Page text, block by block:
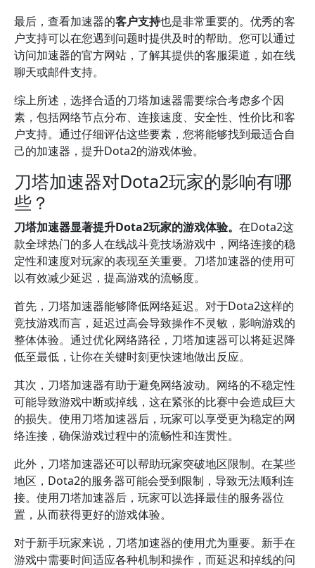
最后，查看加速器的客户支持也是非常重要的。优秀的客
户支持可以在您遇到问题时提供及时的帮助。您可以通过
访问加速器的官方网站，了解其提供的客服渠道，如在线
聊天或邮件支持。
综上所述，选择合适的刀塔加速器需要综合考虑多个因
素，包括网络节点分布、连接速度、安全性、性价比和客
户支持。通过仔细评估这些要素，您将能够找到最适合自
己的加速器，提升Dota2的游戏体验。
刀塔加速器对Dota2玩家的影响有哪
些？
刀塔加速器显著提升Dota2玩家的游戏体验。 在Dota2这
款全球热门的多人在线战斗竞技场游戏中，网络连接的稳
定性和速度对玩家的表现至关重要。刀塔加速器的使用可
以有效减少延迟，提高游戏的流畅度。
首先，刀塔加速器能够降低网络延迟。对于Dota2这样的
竞技游戏而言，延迟过高会导致操作不灵敏，影响游戏的
整体体验。通过优化网络路径，刀塔加速器可以将延迟降
低至最低，让你在关键时刻更快速地做出反应。
其次，刀塔加速器有助于避免网络波动。网络的不稳定性
可能导致游戏中断或掉线，这在紧张的比赛中会造成巨大
的损失。使用刀塔加速器后，玩家可以享受更为稳定的网
络连接，确保游戏过程中的流畅性和连贯性。
此外，刀塔加速器还可以帮助玩家突破地区限制。在某些
地区，Dota2的服务器可能会受到限制，导致无法顺利连
接。使用刀塔加速器后，玩家可以选择最佳的服务器位
置，从而获得更好的游戏体验。
对于新手玩家来说，刀塔加速器的使用尤为重要。新手在
游戏中需要时间适应各种机制和操作，而延迟和掉线的问